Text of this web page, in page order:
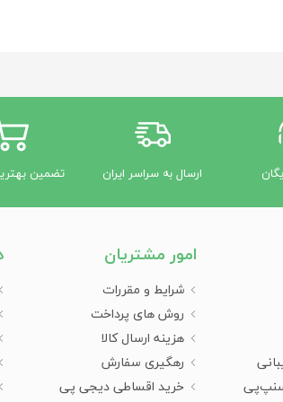
خاصیت جذب سریع کرم برای پوستهای آسیب دیده
از هر بار شستن دست‌هایتان، کمی از این کرم
کنید تا نرمی و لطافت بیشتری به دستانتان ببخشد.
ارسال به سراسر ایران تضمین
امور مشتریان
شرایط و مقررات
روش های پرداخت
هزینه ارسال کالا
رهگیری سفارش
خرید اقساطی دیجی پی